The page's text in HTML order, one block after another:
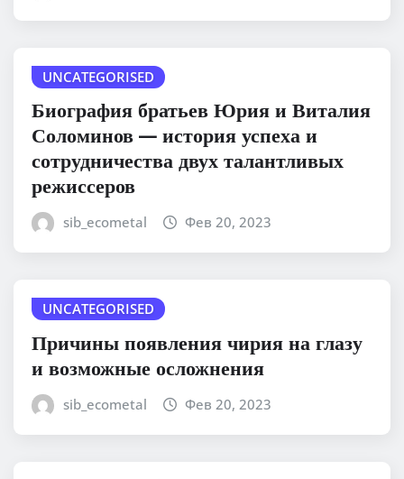
UNCATEGORISED
Биография братьев Юрия и Виталия
Соломинов — история успеха и
сотрудничества двух талантливых
режиссеров
sib_ecometal Фев 20, 2023
UNCATEGORISED
Причины появления чирия на глазу
и возможные осложнения
sib_ecometal Фев 20, 2023